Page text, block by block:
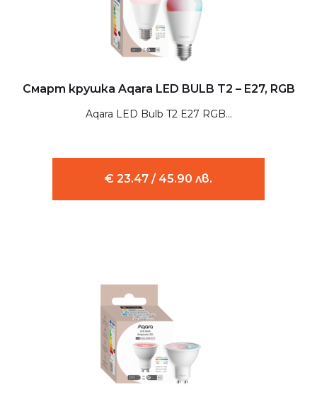
Смарт крушка Aqara LED BULB T2 – E27, RGB
Aqara LED Bulb T2 E27 RGB...
€ 23.47 / 45.90 лв.